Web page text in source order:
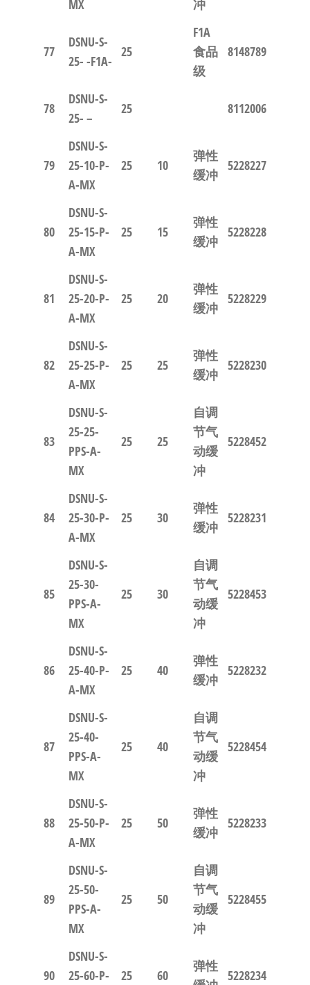
MX 冲
77
DSNU-S-
25- -F1A-
25
F1A
食品
级
8148789
78
DSNU-S-
25- –
25 8112006
79
DSNU-S-
25-10-P-
A-MX
25 10
弹性
缓冲
5228227
80
DSNU-S-
25-15-P-
A-MX
25 15
弹性
缓冲
5228228
81
DSNU-S-
25-20-P-
A-MX
25 20
弹性
缓冲
5228229
82
DSNU-S-
25-25-P-
A-MX
25 25
弹性
缓冲
5228230
83
DSNU-S-
25-25-
PPS-A-
MX
25 25
自调
节气
动缓
冲
5228452
84
DSNU-S-
25-30-P-
A-MX
25 30
弹性
缓冲
5228231
85
DSNU-S-
25-30-
PPS-A-
MX
25 30
自调
节气
动缓
冲
5228453
86
DSNU-S-
25-40-P-
A-MX
25 40
弹性
缓冲
5228232
87
DSNU-S-
25-40-
PPS-A-
MX
25 40
自调
节气
动缓
冲
5228454
88
DSNU-S-
25-50-P-
A-MX
25 50
弹性
缓冲
5228233
89
DSNU-S-
25-50-
PPS-A-
MX
25 50
自调
节气
动缓
冲
5228455
90
DSNU-S-
25-60-P-
25 60
弹性
5228234